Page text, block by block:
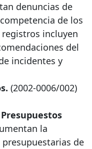
denuncias de
de los
registros incluyen
del
incidentes y
(2002-0006/002)
la
de